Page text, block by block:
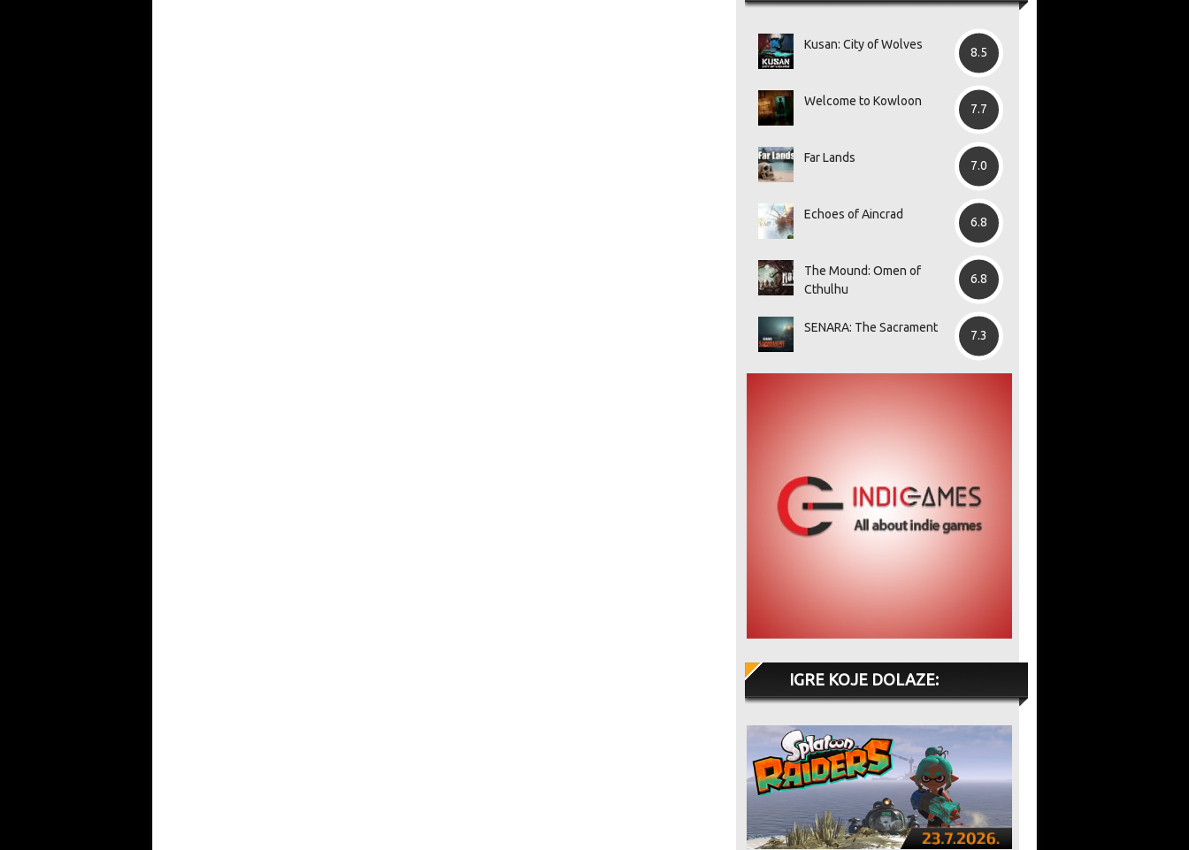
Kusan: City of Wolves
8.5
Welcome to Kowloon
7.7
Far Lands
7.0
Echoes of Aincrad
6.8
The Mound: Omen of
Cthulhu
6.8
SENARA: The Sacrament
7.3
IGRE KOJE DOLAZE: